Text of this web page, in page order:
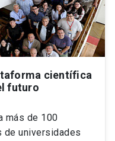
científica
futuro
más de 100
de universidades